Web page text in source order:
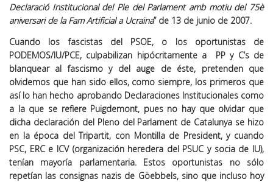
Declaració Institucional del Ple del Parlament amb motiu del 75è
aniversari de la Fam Artificial a Ucraïna” de 13 de junio de 2007.
Cuando los fascistas del PSOE, o los oportunistas de
PODEMOS/IU/PCE, culpabilizan hipócritamente a PP y C’s de
blanquear al fascismo y del auge de éste, pretenden que
olvidemos que han sido ellos, como siempre, los primeros que
así lo han hecho aprobando Declaraciones Institucionales como
a la que se refiere Puigdemont, pues no hay que olvidar que
dicha declaración del Pleno del Parlament de Catalunya se hizo
en la época del Tripartit, con Montilla de President, y cuando
PSC, ERC e ICV (organización heredera del PSUC y socia de IU),
tenían mayoría parlamentaria. Estos oportunistas no sólo
repetían las consignas nazis de Göebbels, sino que incluso hoy